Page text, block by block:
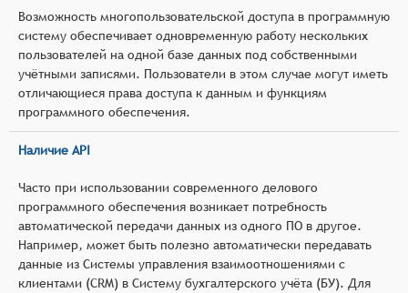
Возможность многопользовательской доступа в программную
систему обеспечивает одновременную работу нескольких
пользователей на одной базе данных под собственными
учётными записями. Пользователи в этом случае могут иметь
отличающиеся права доступа к данным и функциям
программного обеспечения.
Наличие API
Часто при использовании современного делового
программного обеспечения возникает потребность
автоматической передачи данных из одного ПО в другое.
Например, может быть полезно автоматически передавать
данные из Системы управления взаимоотношениями с
клиентами (CRM) в Систему бухгалтерского учёта (БУ). Для